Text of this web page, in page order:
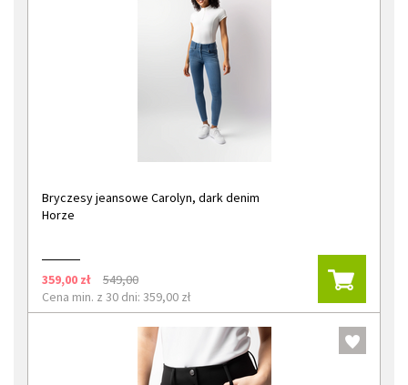
Bryczesy jeansowe Carolyn, dark denim
Horze
359,00 zł
549,00
Cena min. z 30 dni: 359,00 zł